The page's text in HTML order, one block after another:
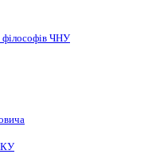
філософів ЧНУ